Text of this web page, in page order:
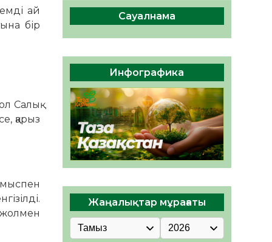
ай
бір
Салық
қарыз
Руслан Рүстемұлы облыс
әкімінің кеңесшісі болып
тағайындалды
05.08.2026
47 0
Сауалнама
Инфографика
Жаңалықтар мұрағаты